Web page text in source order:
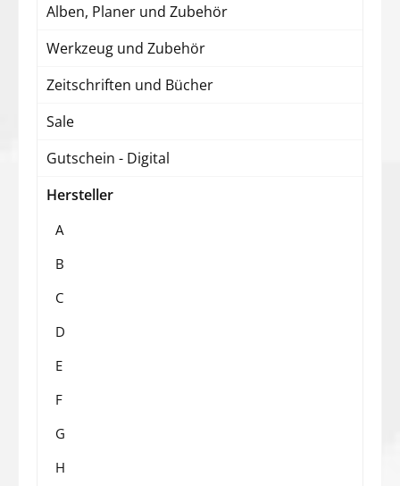
Alben, Planer und Zubehör
Werkzeug und Zubehör
Zeitschriften und Bücher
Sale
Gutschein - Digital
Hersteller
A
B
C
D
E
F
G
H